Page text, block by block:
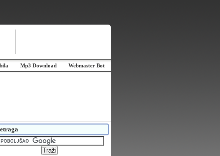
Mp3 Download Webmaster Bot